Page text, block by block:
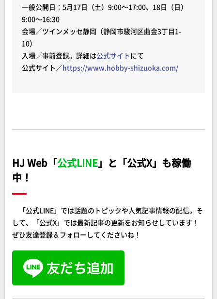
一般公開日：5月17日（土）9:00～17:00、18日（日）
9:00～16:30
会場／ツインメッセ静岡（静岡市駿河区曲金3丁目1-
10）
入場／事前登録。詳細は公式サイトにて
公式サイト／https://www.hobby-shizuoka.com/
HJ Web「公式LINE」と「公式X」も稼働
中！
「公式LINE」では話題のトピックや人気記事情報の配信。そ
して、「公式X」では最新記事の更新をお知らせしています！
ぜひ友達登録＆フォローしてくださいね！